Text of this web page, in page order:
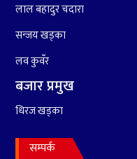
लाल बहादुर चदारा
सन्जय खड्का
लव कुवँर
बजार प्रमुख
धिरज खड्का
सम्पर्क